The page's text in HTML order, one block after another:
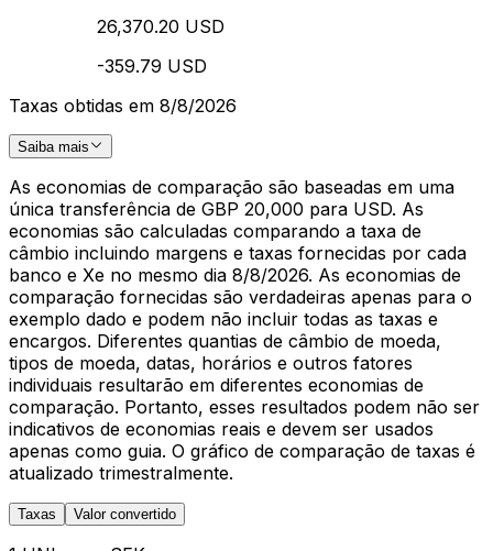
26,370.20 USD
-359.79 USD
Taxas obtidas em 8/8/2026
Saiba mais
As economias de comparação são baseadas em uma
única transferência de GBP 20,000 para USD. As
economias são calculadas comparando a taxa de
câmbio incluindo margens e taxas fornecidas por cada
banco e Xe no mesmo dia 8/8/2026. As economias de
comparação fornecidas são verdadeiras apenas para o
exemplo dado e podem não incluir todas as taxas e
encargos. Diferentes quantias de câmbio de moeda,
tipos de moeda, datas, horários e outros fatores
individuais resultarão em diferentes economias de
comparação. Portanto, esses resultados podem não ser
indicativos de economias reais e devem ser usados
apenas como guia. O gráfico de comparação de taxas é
atualizado trimestralmente.
Taxas Valor convertido